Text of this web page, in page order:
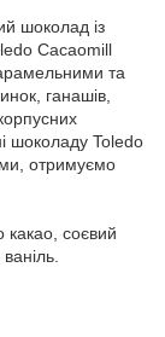
шоколад із
Cacaomill
та
ганашів,
шоколаду Toledo
отримуємо
соєвий